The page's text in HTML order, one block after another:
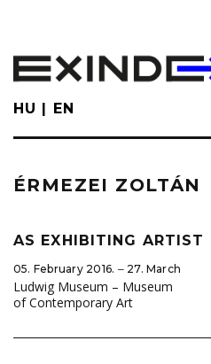
main
content
HU EN
ÉRMEZEI ZOLTÁN
AS EXHIBITING ARTIST
05. February 2016. ‒ 27. March
Ludwig Museum – Museum
of Contemporary Art